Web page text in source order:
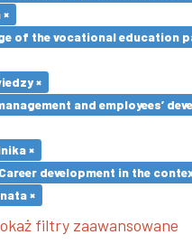
of the vocational education
×
and employees’
×
development in the
×
filtry zaawansowane